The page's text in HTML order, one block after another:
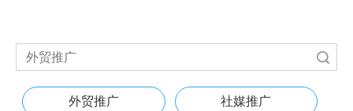
外贸推广 社媒推广